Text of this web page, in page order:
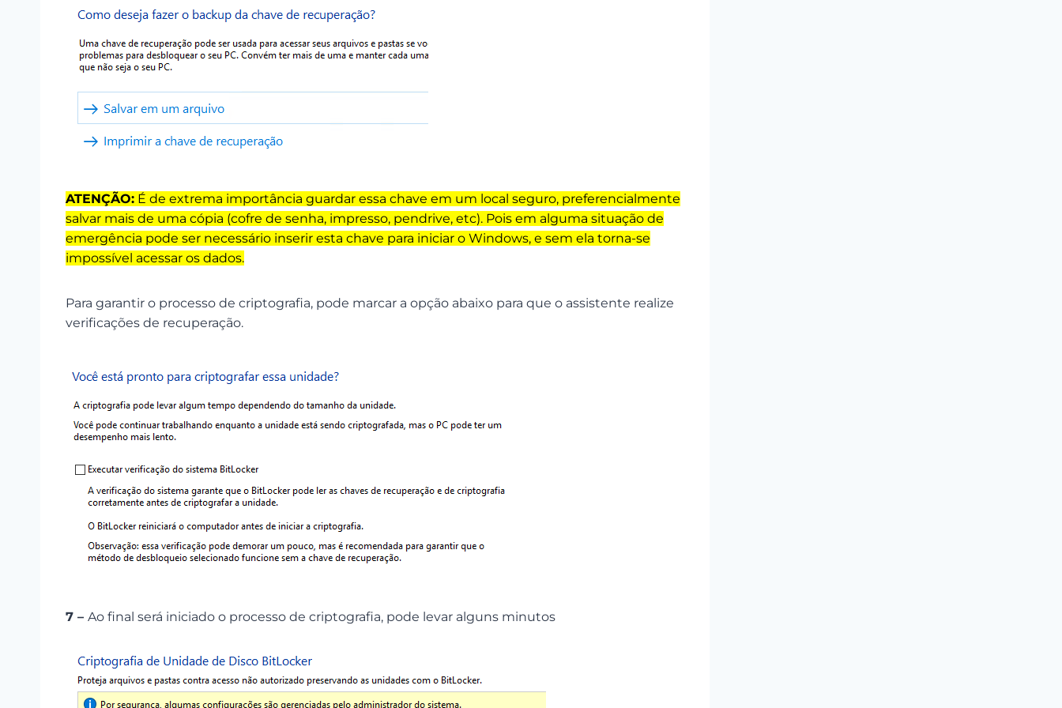
ATENÇÃO: É de extrema importância guardar essa chave em um local seguro, preferencialmente
salvar mais de uma cópia (cofre de senha, impresso, pendrive, etc). Pois em alguma situação de
emergência pode ser necessário inserir esta chave para iniciar o Windows, e sem ela torna-se
impossível acessar os dados.
Para garantir o processo de criptografia, pode marcar a opção abaixo para que o assistente realize
verificações de recuperação.
7 – Ao final será iniciado o processo de criptografia, pode levar alguns minutos